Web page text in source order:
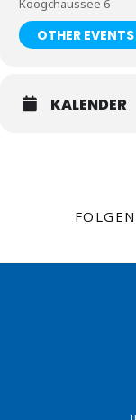
Koogchaussee 6
OTHER EVENTS
KALENDER